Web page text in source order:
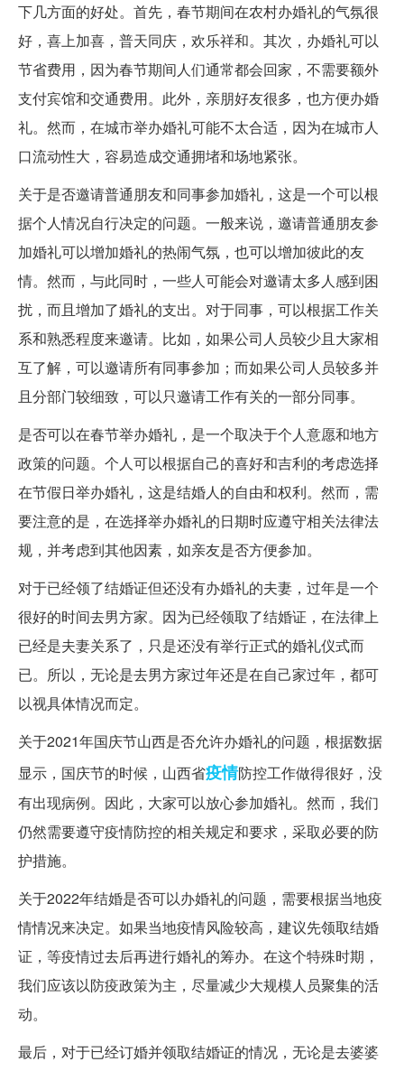
下几方面的好处。首先，春节期间在农村办婚礼的气氛很
好，喜上加喜，普天同庆，欢乐祥和。其次，办婚礼可以
节省费用，因为春节期间人们通常都会回家，不需要额外
支付宾馆和交通费用。此外，亲朋好友很多，也方便办婚
礼。然而，在城市举办婚礼可能不太合适，因为在城市人
口流动性大，容易造成交通拥堵和场地紧张。
关于是否邀请普通朋友和同事参加婚礼，这是一个可以根
据个人情况自行决定的问题。一般来说，邀请普通朋友参
加婚礼可以增加婚礼的热闹气氛，也可以增加彼此的友
情。然而，与此同时，一些人可能会对邀请太多人感到困
扰，而且增加了婚礼的支出。对于同事，可以根据工作关
系和熟悉程度来邀请。比如，如果公司人员较少且大家相
互了解，可以邀请所有同事参加；而如果公司人员较多并
且分部门较细致，可以只邀请工作有关的一部分同事。
是否可以在春节举办婚礼，是一个取决于个人意愿和地方
政策的问题。个人可以根据自己的喜好和吉利的考虑选择
在节假日举办婚礼，这是结婚人的自由和权利。然而，需
要注意的是，在选择举办婚礼的日期时应遵守相关法律法
规，并考虑到其他因素，如亲友是否方便参加。
对于已经领了结婚证但还没有办婚礼的夫妻，过年是一个
很好的时间去男方家。因为已经领取了结婚证，在法律上
已经是夫妻关系了，只是还没有举行正式的婚礼仪式而
已。所以，无论是去男方家过年还是在自己家过年，都可
以视具体情况而定。
关于2021年国庆节山西是否允许办婚礼的问题，根据数据
显示，国庆节的时候，山西省疫情防控工作做得很好，没
有出现病例。因此，大家可以放心参加婚礼。然而，我们
仍然需要遵守疫情防控的相关规定和要求，采取必要的防
护措施。
关于2022年结婚是否可以办婚礼的问题，需要根据当地疫
情情况来决定。如果当地疫情风险较高，建议先领取结婚
证，等疫情过去后再进行婚礼的筹办。在这个特殊时期，
我们应该以防疫政策为主，尽量减少大规模人员聚集的活
动。
最后，对于已经订婚并领取结婚证的情况，无论是去婆婆